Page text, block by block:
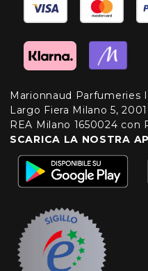
Marionnaud Parfumeries
Largo Fiera Milano 5,
REA Milano 1650024 con
SCARICA LA NOSTRA